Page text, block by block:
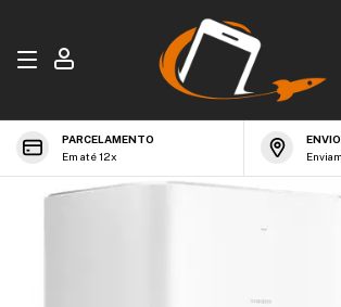
PARCELAMENTO
Em até 12x